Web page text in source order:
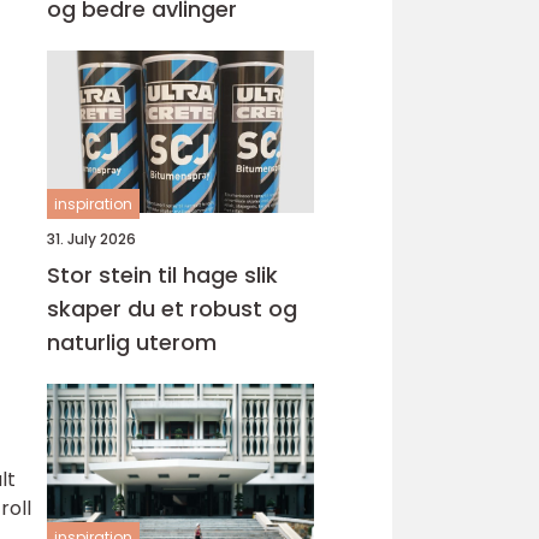
og bedre avlinger
inspiration
31. July 2026
Stor stein til hage slik
skaper du et robust og
naturlig uterom